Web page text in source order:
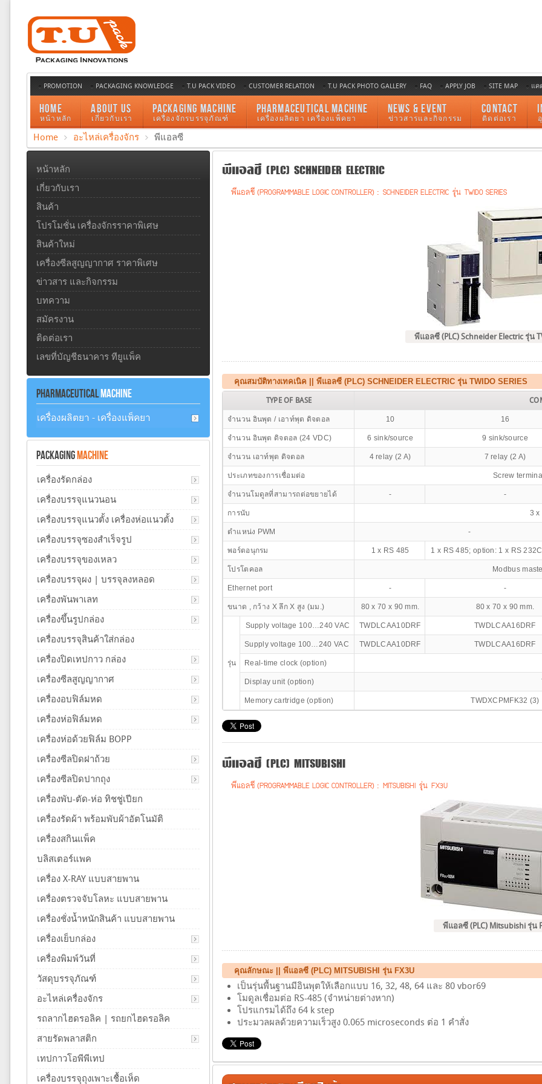
PROMOTION PACKAGING KNOWLEDGE T.U PACK VIDEO CUSTOMER RELATION T.U PACK PHOTO GALLERY FAQ APPLY JOB SITE MAP แค
HOME
หน้าหลัก
ABOUT US
เกี่ยวกับเรา
PACKAGING MACHINE
เครื่องจักรบรรจุภัณฑ์
PHARMACEUTICAL MACHINE
เครื่องผลิตยา เครื่องแพ็คยา
NEWS & EVENT
ข่าวสารและกิจกรรม
CONTACT
ติดต่อเรา
Home อะไหล่เครื่องจักร พีแอลซี
พีแอลซี (PLC) SCHNEIDER ELECTRIC
พีแอลซี (PROGRAMMABLE LOGIC CONTROLLER) : SCHNEIDER ELECTRIC รุ่น TWIDO SERIES
พีแอลซี (PLC) Schneider Electric รุ่น
คุณสมบัติทางเทคเนิค || พีแอลซี (PLC) SCHNEIDER ELECTRIC รุ่น TWIDO SERIES
TYPE OF BASE
จำนวน อินพุต / เอาท์พุต ดิจตอล 10 16
จำนวน อินพุต ดิจตอล (24 VDC) 6 sink/source 9 sink/source
จำนวน เอาท์พุต ดิจตอล 4 relay (2 A) 7 relay (2 A)
ประเภทของการเชื่อมต่อ Screw
จำนวนโมดูลที่สามารถต่อขยายได้ - -
การนับ 3 x
ตำแหน่ง PWM -
พอร์ตอนุกรม 1 x RS 485 1 x RS 485; option: 1 x RS
โปรโตคอล Modbus
Ethernet port - -
ขนาด , กว้าง X ลึก X สูง (มม.) 80 x 70 x 90 mm. 80 x 70 x 90 mm.
รุ่น
Supply voltage 100…240 VAC TWDLCAA10DRF TWDLCAA16DRF
Supply voltage 100…240 VAC TWDLCAA10DRF TWDLCAA16DRF
Real-time clock (option)
Display unit (option)
Memory cartridge (option) TWDXCPMFK32 (3)
พีแอลซี (PLC) MITSUBISHI
พีแอลซี (PROGRAMMABLE LOGIC CONTROLLER) : MITSUBISHI รุ่น FX3U
พีแอลซี (PLC) Mitsubishi รุ่น
คุณลักษณะ || พีแอลซี (PLC) MITSUBISHI รุ่น FX3U
เป็นรุ่นพื้นฐานมีอินพุตให้เลือกแบบ 16, 32, 48, 64 และ 80 vbor69
โมดูลเชื่อมต่อ RS-485 (จำหน่ายต่างหาก)
โปรแกรมได้ถึง 64 k step
ประมวลผลด้วยความเร็วสูง 0.065 microseconds ต่อ 1 คำสั่ง
หน้าหลัก
เกี่ยวกับเรา
สินค้า
โปรโมชั่น เครื่องจักรราคาพิเศษ
สินค้าใหม่
เครื่องซีลสูญญากาศ ราคาพิเศษ
ข่าวสาร และกิจกรรม
บทความ
สมัครงาน
ติดต่อเรา
เลขที่บัญชีธนาคาร ทียูแพ็ค
PHARMACEUTICALMACHINE
เครื่องผลิตยา - เครื่องแพ็คยา
PACKAGING MACHINE
เครื่องรัดกล่อง
เครื่องบรรจุแนวนอน
เครื่องบรรจุแนวตั้ง เครื่องห่อแนวตั้ง
เครื่องบรรจุซองสำเร็จรูป
เครื่องบรรจุของเหลว
เครื่องบรรจุผง | บรรจุลงหลอด
เครื่องพันพาเลท
เครื่องขึ้นรูปกล่อง
เครื่องบรรจุสินค้าใส่กล่อง
เครื่องปิดเทปกาว กล่อง
เครื่องซีลสูญญากาศ
เครื่องอบฟิล์มหด
เครื่องห่อฟิล์มหด
เครื่องห่อด้วยฟิล์ม BOPP
เครื่องซีลปิดฝาถ้วย
เครื่องซีลปิดปากถุง
เครื่องพับ-ตัด-ห่อ ทิชชู่เปียก
เครื่องรัดผ้า พร้อมพับผ้าอัตโนมัติ
เครื่องสกินแพ็ค
บลิสเตอร์แพค
เครื่อง X-RAY แบบสายพาน
เครื่องตรวจจับโลหะ แบบสายพาน
เครื่องชั่งน้ำหนักสินค้า แบบสายพาน
เครื่องเย็บกล่อง
เครื่องพิมพ์วันที่
วัสดุบรรจุภัณฑ์
อะไหล่เครื่องจักร
รถลากไฮดรอลิค | รถยกไฮดรอลิค
สายรัดพลาสติก
เทปกาวโอพีพีเทป
เครื่องบรรจุถุงเพาะเชื้อเห็ด